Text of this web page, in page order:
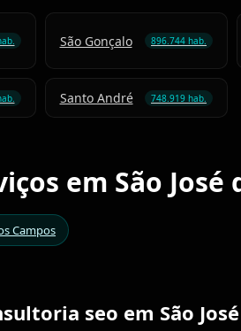
São Gonçalo 896.744 hab.
Santo André 748.919 hab.
em São José
Campos
seo em São